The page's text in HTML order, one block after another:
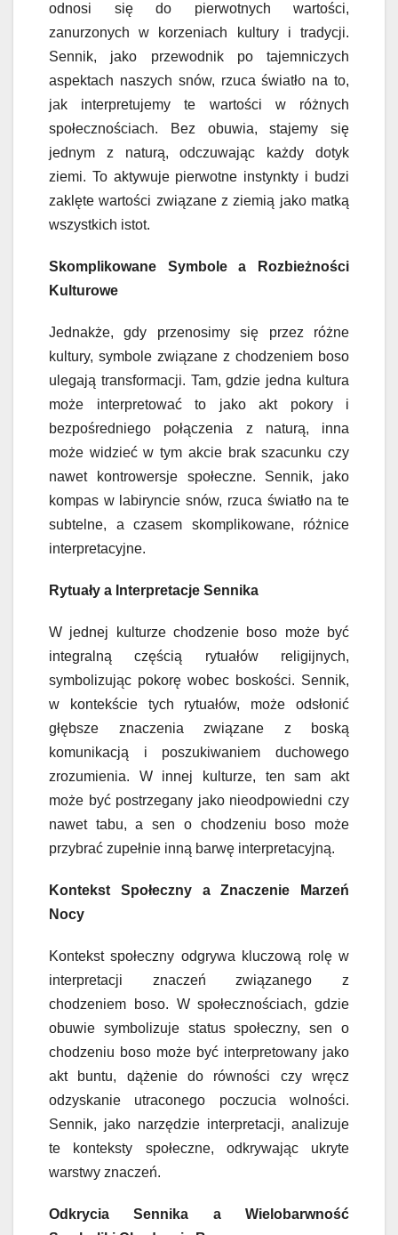
odnosi się do pierwotnych wartości,
zanurzonych w korzeniach kultury i tradycji.
Sennik, jako przewodnik po tajemniczych
aspektach naszych snów, rzuca światło na to,
jak interpretujemy te wartości w różnych
społecznościach. Bez obuwia, stajemy się
jednym z naturą, odczuwając każdy dotyk
ziemi. To aktywuje pierwotne instynkty i budzi
zaklęte wartości związane z ziemią jako matką
wszystkich istot.
Skomplikowane Symbole a Rozbieżności
Kulturowe
Jednakże, gdy przenosimy się przez różne
kultury, symbole związane z chodzeniem boso
ulegają transformacji. Tam, gdzie jedna kultura
może interpretować to jako akt pokory i
bezpośredniego połączenia z naturą, inna
może widzieć w tym akcie brak szacunku czy
nawet kontrowersje społeczne. Sennik, jako
kompas w labiryncie snów, rzuca światło na te
subtelne, a czasem skomplikowane, różnice
interpretacyjne.
Rytuały a Interpretacje Sennika
W jednej kulturze chodzenie boso może być
integralną częścią rytuałów religijnych,
symbolizując pokorę wobec boskości. Sennik,
w kontekście tych rytuałów, może odsłonić
głębsze znaczenia związane z boską
komunikacją i poszukiwaniem duchowego
zrozumienia. W innej kulturze, ten sam akt
może być postrzegany jako nieodpowiedni czy
nawet tabu, a sen o chodzeniu boso może
przybrać zupełnie inną barwę interpretacyjną.
Kontekst Społeczny a Znaczenie Marzeń
Nocy
Kontekst społeczny odgrywa kluczową rolę w
interpretacji znaczeń związanego z
chodzeniem boso. W społecznościach, gdzie
obuwie symbolizuje status społeczny, sen o
chodzeniu boso może być interpretowany jako
akt buntu, dążenie do równości czy wręcz
odzyskanie utraconego poczucia wolności.
Sennik, jako narzędzie interpretacji, analizuje
te konteksty społeczne, odkrywając ukryte
warstwy znaczeń.
Odkrycia Sennika a Wielobarwność